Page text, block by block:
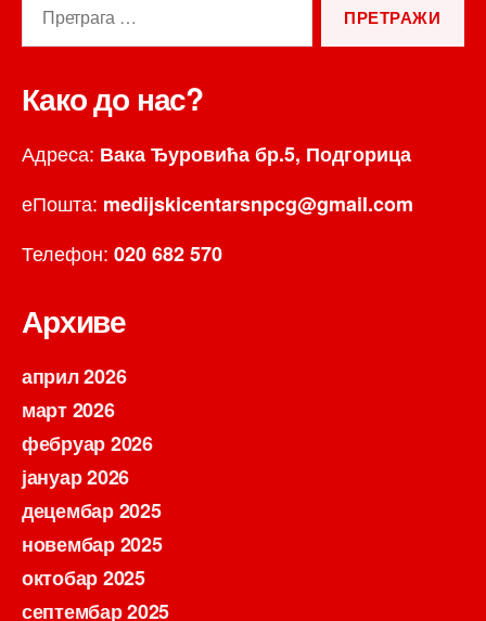
Како до нас?
Адреса: Вака Ђуровића бр.5, Подгорица
еПошта: medijskicentarsnpcg@gmail.com
Телефон: 020 682 570
Архиве
април 2026
март 2026
фебруар 2026
јануар 2026
децембар 2025
новембар 2025
октобар 2025
септембар 2025